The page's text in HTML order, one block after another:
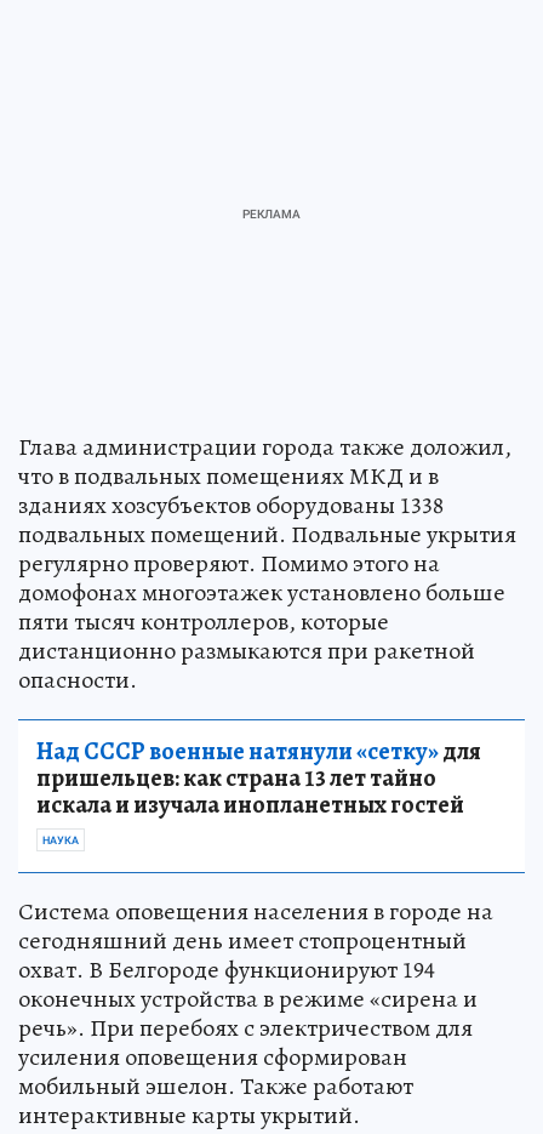
Глава администрации города также доложил,
что в подвальных помещениях МКД и в
зданиях хозсубъектов оборудованы 1338
подвальных помещений. Подвальные укрытия
регулярно проверяют. Помимо этого на
домофонах многоэтажек установлено больше
пяти тысяч контроллеров, которые
дистанционно размыкаются при ракетной
опасности.
Над СССР военные натянули «сетку»для
пришельцев: как страна 13 лет тайно
искала и изучала инопланетных гостей
НАУКА
Система оповещения населения в городе на
сегодняшний день имеет стопроцентный
охват. В Белгороде функционируют 194
оконечных устройства в режиме «сирена и
речь». При перебоях с электричеством для
усиления оповещения сформирован
мобильный эшелон. Также работают
интерактивные карты укрытий.